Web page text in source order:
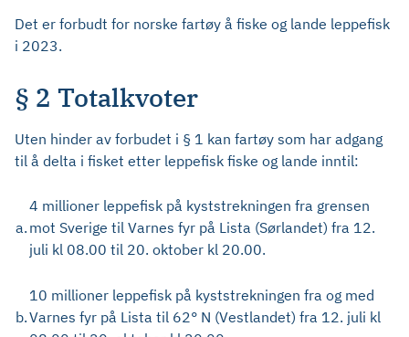
Det er forbudt for norske fartøy å fiske og lande leppefisk
i 2023.
§ 2 Totalkvoter
Uten hinder av forbudet i § 1 kan fartøy som har adgang
til å delta i fisket etter leppefisk fiske og lande inntil:
a.
4 millioner leppefisk på kyststrekningen fra grensen
mot Sverige til Varnes fyr på Lista (Sørlandet) fra 12.
juli kl 08.00 til 20. oktober kl 20.00.
b.
10 millioner leppefisk på kyststrekningen fra og med
Varnes fyr på Lista til 62° N (Vestlandet) fra 12. juli kl